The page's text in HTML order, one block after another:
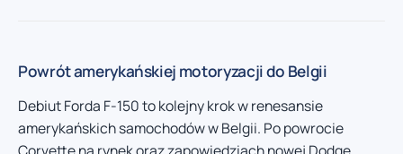
Powrót amerykańskiej motoryzacji do Belgii
Debiut Forda F-150 to kolejny krok w renesansie
amerykańskich samochodów w Belgii. Po powrocie